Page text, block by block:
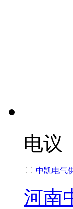
电议
中凯电气
河南